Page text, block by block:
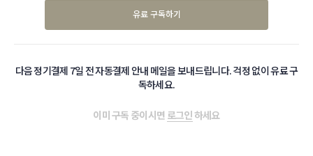
유료 구독하기
다음 정기결제 7일 전 자동결제 안내 메일을 보내드립니다. 걱정 없이 유료 구
독하세요.
이미 구독 중이시면 로그인하세요